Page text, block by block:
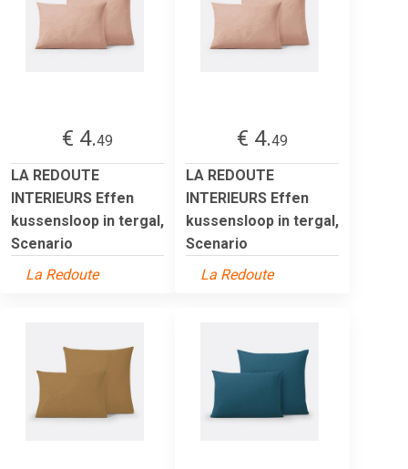
€ 4.49
LA REDOUTE
INTERIEURS Effen
kussensloop in tergal,
Scenario
La Redoute
€ 4.49
LA REDOUTE
INTERIEURS Effen
kussensloop in tergal,
Scenario
La Redoute